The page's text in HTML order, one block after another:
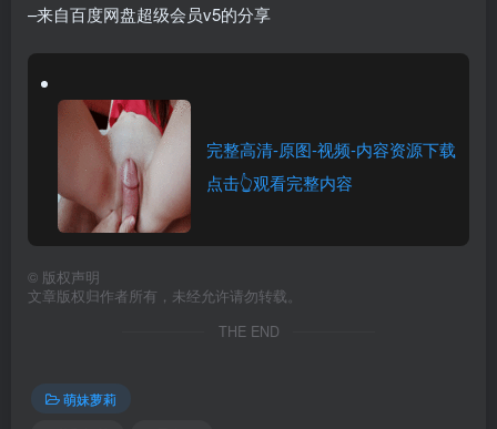
–来自百度网盘超级会员v5的分享
完整高清-原图-视频-内容资源下载
点击👆观看完整内容
© 版权声明
文章版权归作者所有，未经允许请勿转载。
THE END
萌妹萝莉